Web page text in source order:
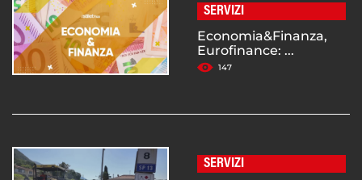
SERVIZI
Economia&Finanza,
Eurofinance: ...
147
SERVIZI